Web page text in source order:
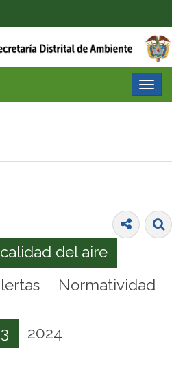
del aire
Normatividad
2024